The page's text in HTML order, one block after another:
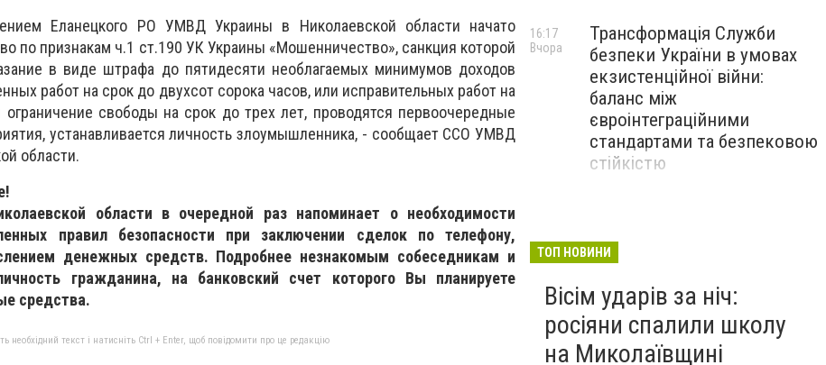
Еланецкого РО УМВД Украины в Николаевской области начато
по признакам ч.1 ст.190 УК Украины «Мошенничество», санкция которой
в виде штрафа до пятидесяти необлагаемых минимумов доходов
работ на срок до двухсот сорока часов, или исправительных работ на
свободы на срок до трех лет, проводятся первоочередные
устанавливается личность злоумышленника, - сообщает ССО УМВД
области.
области в очередной раз напоминает о необходимости
правил безопасности при заключении сделок по телефону,
денежных средств. Подробнее незнакомым собеседникам и
гражданина, на банковский счет которого Вы планируете
средства.
необхідний текст і натисніть Ctrl + Enter, щоб повідомити про це редакцію
Трансформація Служби
безпеки України в умовах
екзистенційної війни:
баланс між
євроінтеграційними
стандартами та безпековою
стійкістю
16:17
Вчора
на 20%: Уряд підбив
навчального року
ТОП НОВИНИ
Вісім ударів за ніч:
росіяни спалили школу
на Миколаївщині